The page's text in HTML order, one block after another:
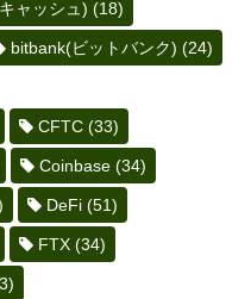
ャッシュ) (18)
bitbank(ビットバンク) (24)
CFTC (33)
Coinbase (34)
DeFi (51)
FTX (34)